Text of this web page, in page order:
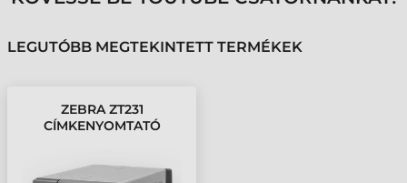
LEGUTÓBB MEGTEKINTETT TERMÉKEK
ZEBRA ZT231
CÍMKENYOMTATÓ